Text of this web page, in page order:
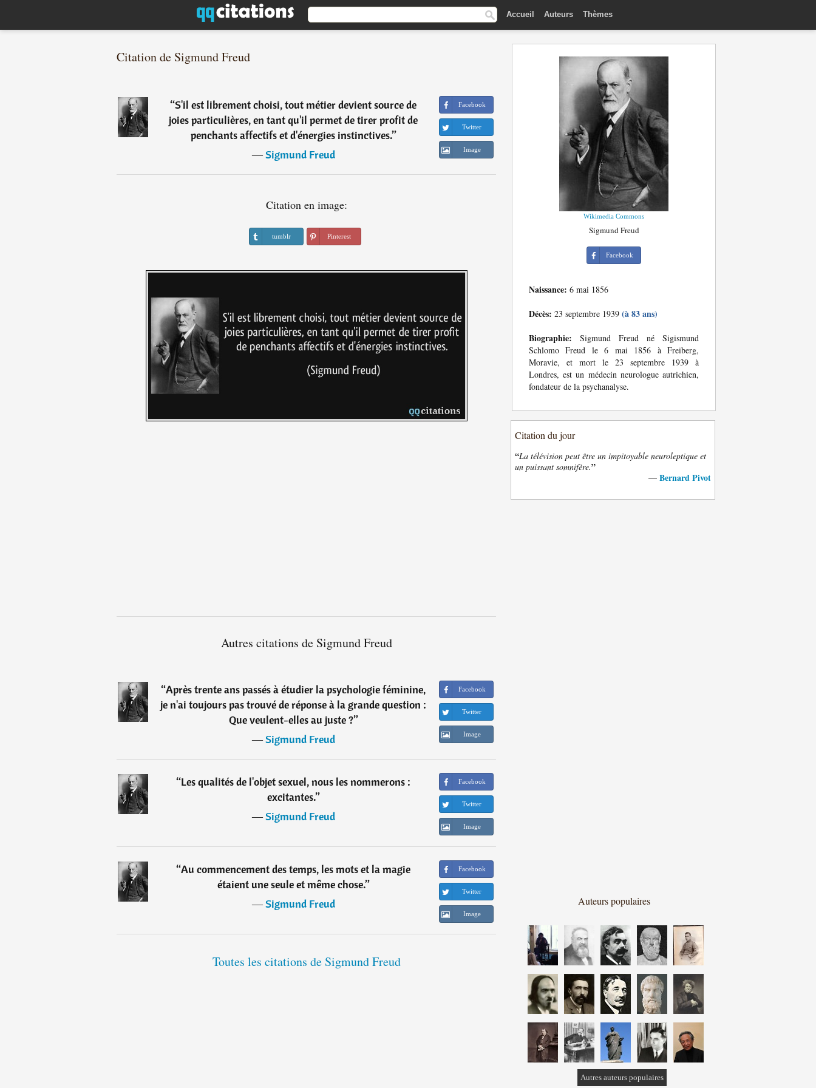
Accueil Auteurs Thèmes
Citation de Sigmund Freud
“S'il est librement choisi, tout métier devient source de
joies particulières, en tant qu'il permet de tirer profit de
penchants affectifs et d'énergies instinctives.”
―Sigmund Freud
Facebook
Twitter
Image
Citation en image:
tumblr Pinterest
Autres citations de Sigmund Freud
“Après trente ans passés à étudier la psychologie féminine,
je n'ai toujours pas trouvé de réponse à la grande question :
Que veulent-elles au juste ?”
―Sigmund Freud
Facebook
Twitter
Image
“Les qualités de l'objet sexuel, nous les nommerons :
excitantes.”
―Sigmund Freud
Facebook
Twitter
Image
“Au commencement des temps, les mots et la magie
étaient une seule et même chose.”
―Sigmund Freud
Facebook
Twitter
Image
Toutes les citations de Sigmund Freud
Wikimedia Commons
Sigmund Freud
Facebook
Naissance: 6 mai 1856
Décès: 23 septembre 1939 (à 83 ans)
Biographie: Sigmund Freud né Sigismund
Schlomo Freud le 6 mai 1856 à Freiberg,
Moravie, et mort le 23 septembre 1939 à
Londres, est un médecin neurologue autrichien,
fondateur de la psychanalyse.
Citation du jour
“La télévision peut être un impitoyable neuroleptique et
un puissant somnifère.”
— Bernard Pivot
Auteurs populaires
Autres auteurs populaires